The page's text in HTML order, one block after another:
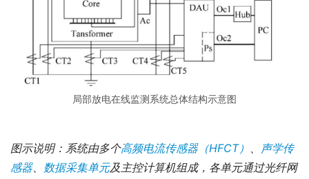
局部放电在线监测系统总体结构示意图
图示说明：系统由多个高频电流传感器（HFCT） 、 声学传
感器、 数据采集单元及主控计算机组成，各单元通过光纤网